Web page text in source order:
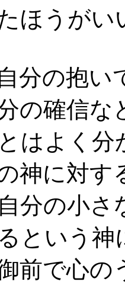
ほうがい
分の抱い
の確信な
はよく
神に対す
分の小さ
という神
前で心の